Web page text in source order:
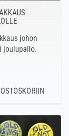
johon
joulupallo.